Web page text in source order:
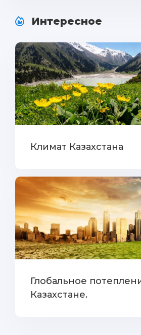
Интересное
Климат Казахстана
Глобальное
Казахстане.